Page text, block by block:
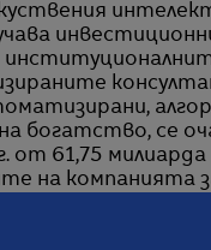
богатство, се
от 61,75
на компанията